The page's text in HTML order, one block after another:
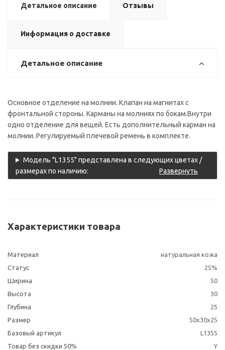
Детальное описание Отзывы
Информация о доставке
Детальное описание
Основное отделение на молнии. Клапан на магнитах с
фронтальной стороны. Карманы на молниях по бокам.Внутри
одно отделение для вещей. Есть дополнительный карман на
молнии. Регулируемый плечевой ремень в комплекте.
Модель "L1355" представлена в следующих цветах /
размерах по наличию:
Развернуть
Характеристики товара
Материал
натуральная кожа
Статус
25%
Ширина
50
Высота
30
Глубина
25
Размер
50х30х25
Базовый артикул
L1355
Товар без скидки 50%
Y